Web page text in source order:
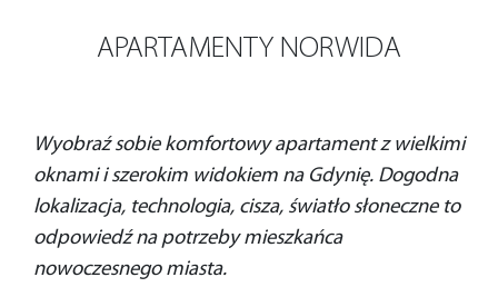
APARTAMENTY NORWIDA
Wyobraź sobie komfortowy apartament z wielkimi
oknami i szerokim widokiem na Gdynię. Dogodna
lokalizacja, technologia, cisza, światło słoneczne to
odpowiedź na potrzeby mieszkańca
nowoczesnego miasta.